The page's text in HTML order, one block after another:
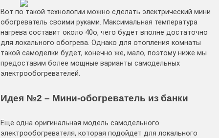
Вот по такой технологии можно сделать электрический мини
обогреватель своими руками. Максимальная температура
нагрева составит около 40о, чего будет вполне достаточно
для локального обогрева. Однако для отопления комнаты
такой самоделки будет, конечно же, мало, поэтому ниже мы
предоставим более мощные варианты самодельных
электрообогревателей.
Идея №2 – Мини-обогреватель из банки
Еще одна оригинальная модель самодельного
электрообогревателя, которая подойдет для локального